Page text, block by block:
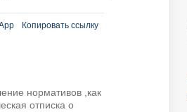
Копировать ссылку
нормативов ,как
отписка о